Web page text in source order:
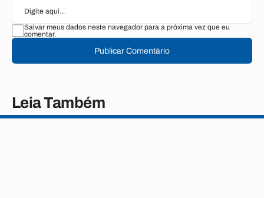
Salvar meus dados neste navegador para a próxima vez que eu
comentar.
Publicar Comentário
Leia Também